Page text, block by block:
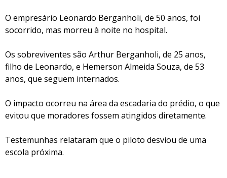
O empresário Leonardo Berganholi, de 50 anos, foi
socorrido, mas morreu à noite no hospital.
Os sobreviventes são Arthur Berganholi, de 25 anos,
filho de Leonardo, e Hemerson Almeida Souza, de 53
anos, que seguem internados.
O impacto ocorreu na área da escadaria do prédio, o que
evitou que moradores fossem atingidos diretamente.
Testemunhas relataram que o piloto desviou de uma
escola próxima.